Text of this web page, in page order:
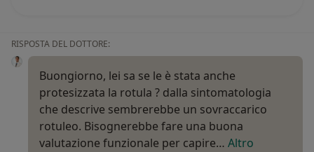
RISPOSTA DEL DOTTORE:
Buongiorno, lei sa se le è stata anche
protesizzata la rotula ? dalla sintomatologia
che descrive sembrerebbe un sovraccarico
rotuleo. Bisognerebbe fare una buona
valutazione funzionale per capire… Altro